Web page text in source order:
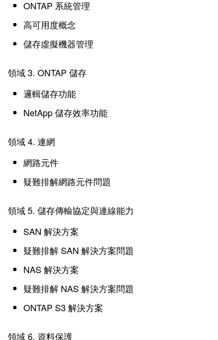
ONTAP 系統管理
高可用度概念
儲存虛擬機器管理
領域 3. ONTAP 儲存
邏輯儲存功能
NetApp 儲存效率功能
領域 4. 連網
網路元件
疑難排解網路元件問題
領域 5. 儲存傳輸協定與連線能力
SAN 解決方案
疑難排解 SAN 解決方案問題
NAS 解決方案
疑難排解 NAS 解決方案問題
ONTAP S3 解決方案
領域 6. 資料保護